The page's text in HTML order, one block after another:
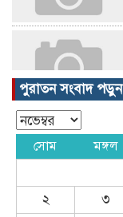
পুরাতন সংবাদ পড়ুন
সোম মঙ্গল
২
৩